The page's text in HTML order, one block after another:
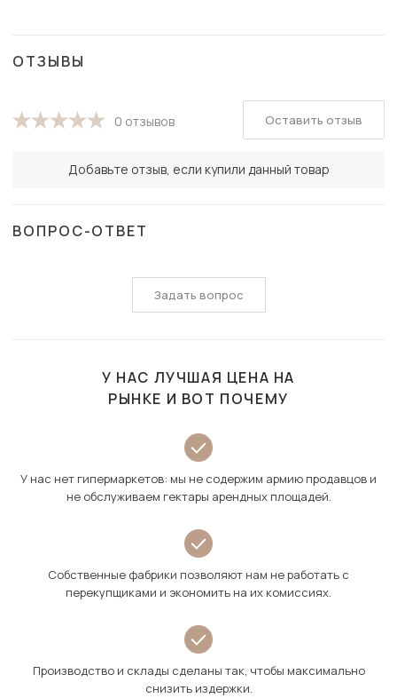
ОТЗЫВЫ
0 отзывов
Добавьте отзыв, если купили данный товар
Оставить отзыв
ВОПРОС-ОТВЕТ
Задать вопрос
У НАС ЛУЧШАЯ ЦЕНА НА
РЫНКЕ И ВОТ ПОЧЕМУ
У нас нет гипермаркетов: мы не содержим армию продавцов и
не обслуживаем гектары арендных площадей.
Собственные фабрики позволяют нам не работать с
перекупщиками и экономить на их комиссиях.
Производство и склады сделаны так, чтобы максимально
снизить издержки.